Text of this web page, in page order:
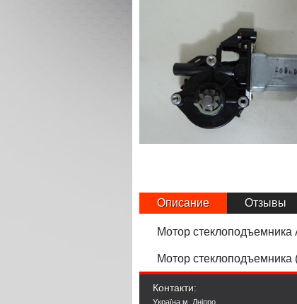
Описание Отзывы
Мотор
Мотор
Контакти:
Україна м. Дніпро